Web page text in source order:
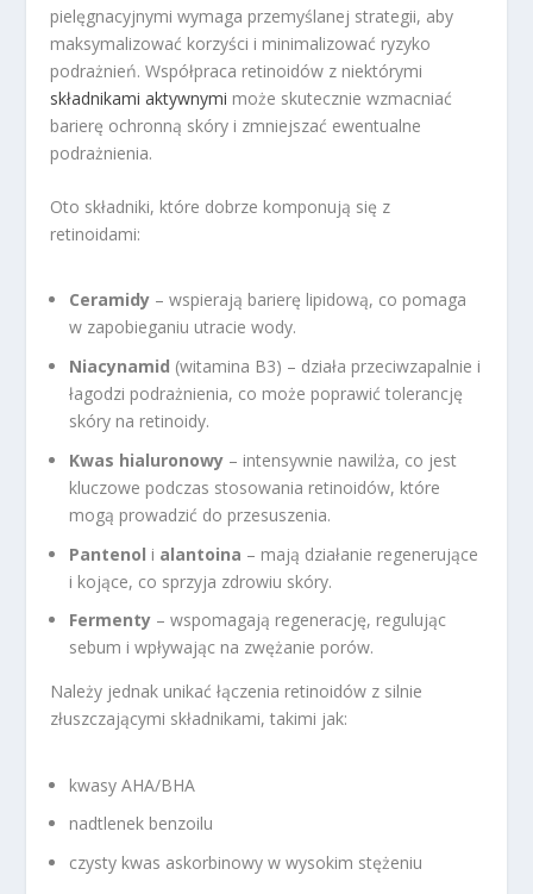
pielęgnacyjnymi wymaga przemyślanej strategii, aby
maksymalizować korzyści i minimalizować ryzyko
podrażnień. Współpraca retinoidów z niektórymi
składnikami aktywnymi może skutecznie wzmacniać
barierę ochronną skóry i zmniejszać ewentualne
podrażnienia.
Oto składniki, które dobrze komponują się z
retinoidami:
Ceramidy – wspierają barierę lipidową, co pomaga
w zapobieganiu utracie wody.
Niacynamid (witamina B3) – działa przeciwzapalnie i
łagodzi podrażnienia, co może poprawić tolerancję
skóry na retinoidy.
Kwas hialuronowy – intensywnie nawilża, co jest
kluczowe podczas stosowania retinoidów, które
mogą prowadzić do przesuszenia.
Pantenol i alantoina – mają działanie regenerujące
i kojące, co sprzyja zdrowiu skóry.
Fermenty – wspomagają regenerację, regulując
sebum i wpływając na zwężanie porów.
Należy jednak unikać łączenia retinoidów z silnie
złuszczającymi składnikami, takimi jak:
kwasy AHA/BHA
nadtlenek benzoilu
czysty kwas askorbinowy w wysokim stężeniu